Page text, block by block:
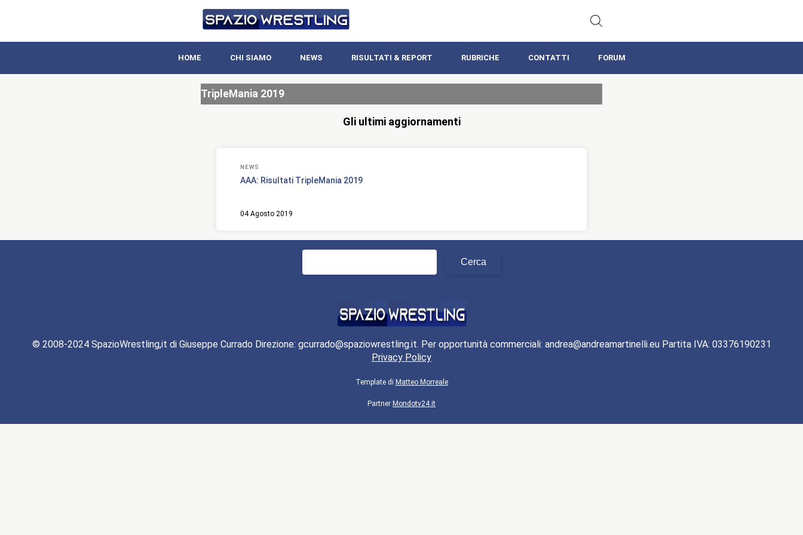
HOME CHI SIAMO NEWS RISULTATI & REPORT RUBRICHE CONTATTI FORUM
TripleMania 2019
Gli ultimi aggiornamenti
NEWS
AAA: Risultati TripleMania 2019
04 Agosto 2019
© 2008-2024 SpazioWrestling,it di Giuseppe Currado Direzione: gcurrado@spaziowrestling.it. Per opportunità commerciali: andrea@andreamartinelli.eu Partita IVA: 03376190231
Privacy Policy
Template di Matteo Morreale
Partner Mondotv24.it